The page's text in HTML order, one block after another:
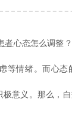
者心态怎么调整
等情绪。而心
意义。那么，